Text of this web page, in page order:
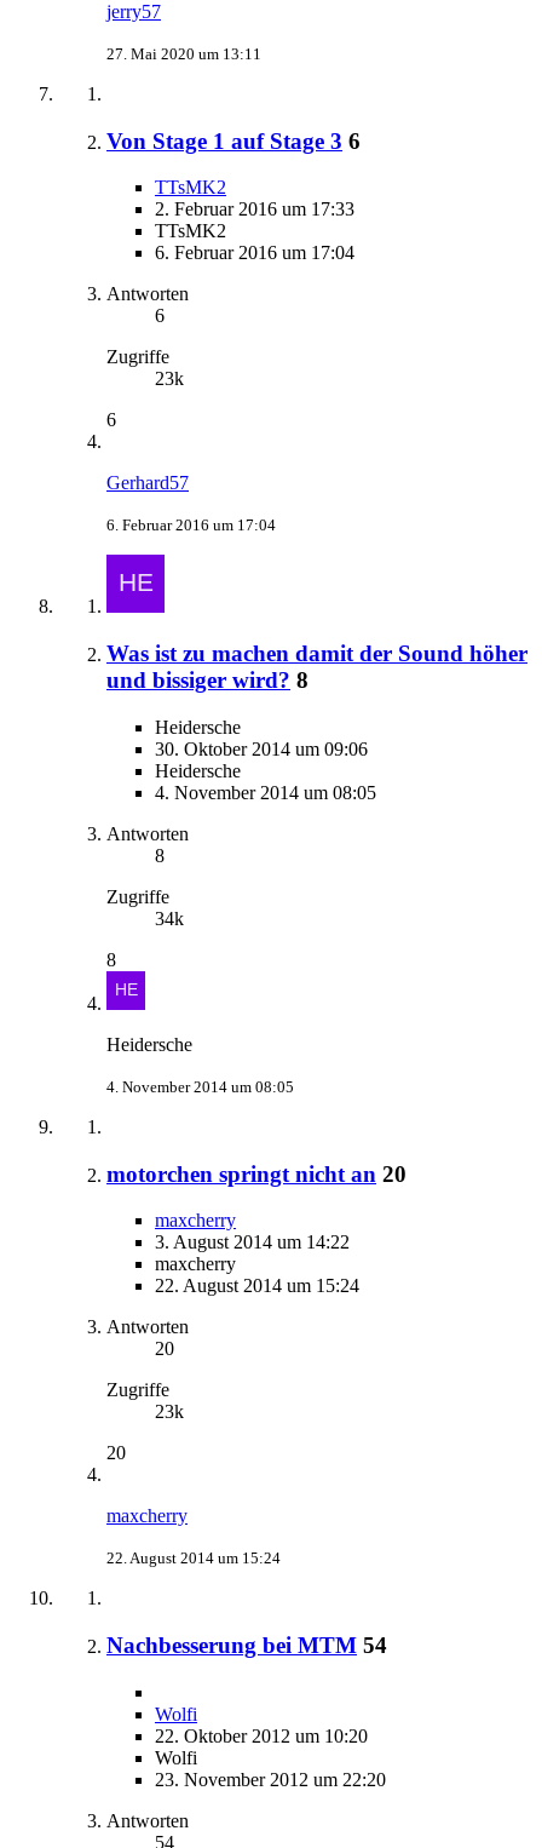
jerry57
27. Mai 2020 um 13:11
Von Stage 1 auf Stage 3 6
TTsMK2
2. Februar 2016 um 17:33
TTsMK2
6. Februar 2016 um 17:04
Antworten
6
Zugriffe
23k
6
Gerhard57
6. Februar 2016 um 17:04
Was ist zu machen damit der Sound höher
und bissiger wird? 8
Heidersche
30. Oktober 2014 um 09:06
Heidersche
4. November 2014 um 08:05
Antworten
8
Zugriffe
34k
8
Heidersche
4. November 2014 um 08:05
motorchen springt nicht an 20
maxcherry
3. August 2014 um 14:22
maxcherry
22. August 2014 um 15:24
Antworten
20
Zugriffe
23k
20
maxcherry
22. August 2014 um 15:24
Nachbesserung bei MTM 54
Wolfi
22. Oktober 2012 um 10:20
Wolfi
23. November 2012 um 22:20
Antworten
54